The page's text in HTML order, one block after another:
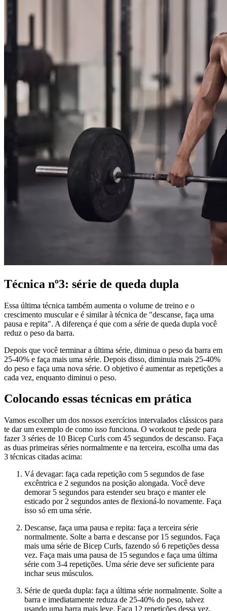
Técnica nº3: série de queda dupla
Essa última técnica também aumenta o volume de treino e o
crescimento muscular e é similar à técnica de "descanse, faça uma
pausa e repita". A diferença é que com a série de queda dupla você
reduz o peso da barra.
Depois que você terminar a última série, diminua o peso da barra em
25-40% e faça mais uma série. Depois disso, diminuia mais 25-40%
do peso e faça uma nova série. O objetivo é aumentar as repetições a
cada vez, enquanto diminui o peso.
Colocando essas técnicas em prática
Vamos escolher um dos nossos exercícios intervalados clássicos para
te dar um exemplo de como isso funciona. O workout te pede para
fazer 3 séries de 10 Bicep Curls com 45 segundos de descanso. Faça
as duas primeiras séries normalmente e na terceira, escolha uma das
3 técnicas citadas acima:
Vá devagar: faça cada repetição com 5 segundos de fase
excêntrica e 2 segundos na posição alongada. Você deve
demorar 5 segundos para estender seu braço e manter ele
esticado por 2 segundos antes de flexioná-lo novamente. Faça
isso só em uma série.
Descanse, faça uma pausa e repita: faça a terceira série
normalmente. Solte a barra e descanse por 15 segundos. Faça
mais uma série de Bicep Curls, fazendo só 6 repetições dessa
vez. Faça mais uma pausa de 15 segundos e faça uma última
série com 3-4 repetições. Uma série deve ser suficiente para
inchar seus músculos.
Série de queda dupla: faça a última série normalmente. Solte a
barra e imediatamente reduza de 25-40% do peso, talvez
usando uma barra mais leve. Faça 12 repetições dessa vez.